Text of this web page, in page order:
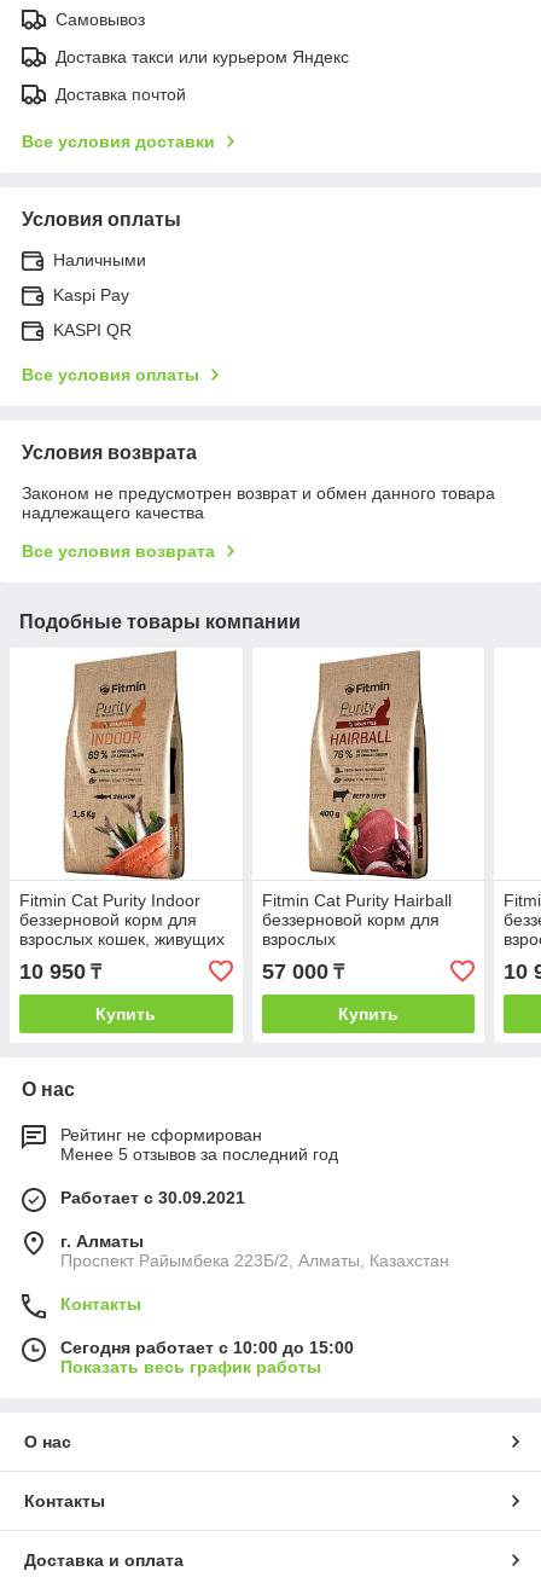
Самовывоз
Доставка такси или курьером Яндекс
Доставка почтой
Все условия доставки
Условия оплаты
Наличными
Kaspi Pay
KASPI QR
Все условия оплаты
Условия возврата
Законом не предусмотрен возврат и обмен данного товара
надлежащего качества
Все условия возврата
Подобные товары компании
Fitmin Cat Purity Indoor
беззерновой корм для
взрослых кошек, живущих
в помещении, с рыбой,
1.5 кг
10 950 ₸
Купить
Fitmin Cat Purity Hairball
беззерновой корм для
взрослых
длинношерстных кошек с
говядиной 10кг
57 000₸
Купить
10
О нас
Рейтинг не сформирован
Менее 5 отзывов за последний год
Работает с 30.09.2021
г. Алматы
Проспект Райымбека 223Б/2, Алматы, Казахстан
Контакты
Сегодня работает с 10:00 до 15:00
Показать весь график работы
О нас
Контакты
Доставка и оплата